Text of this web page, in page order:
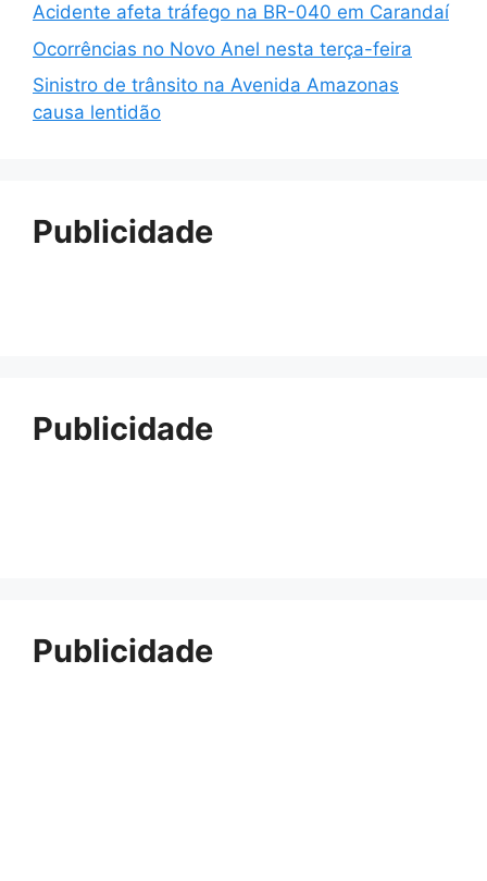
Acidente afeta tráfego na BR-040 em Carandaí
Ocorrências no Novo Anel nesta terça-feira
Sinistro de trânsito na Avenida Amazonas
causa lentidão
Publicidade
Publicidade
Publicidade